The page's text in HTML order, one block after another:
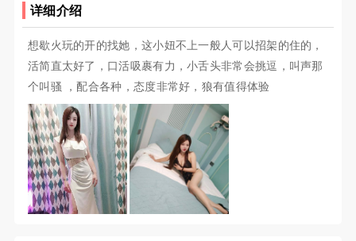
详细介绍
想歇火玩的开的找她，这小妞不上一般人可以招架的住的，
活简直太好了，口活吸裹有力，小舌头非常会挑逗，叫声那
个叫骚 ，配合各种，态度非常好，狼有值得体验